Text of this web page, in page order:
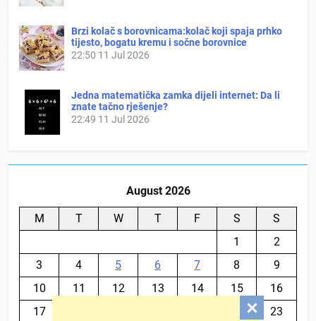
Brzi kolač s borovnicama:kolač koji spaja prhko
tijesto, bogatu kremu i sočne borovnice
22:50 11 Jul 2026
Jedna matematička zamka dijeli internet: Da li
znate tačno rješenje?
22:49 11 Jul 2026
August 2026
M T W T F S
S
1
2
3
4 5 6 7 8
9
10
11 12 13 14 15
16
17
23